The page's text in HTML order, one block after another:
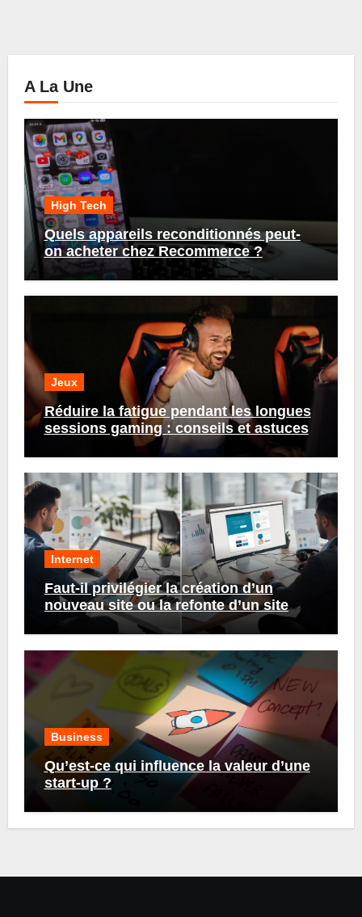
A La Une
High Tech
Quels appareils reconditionnés peut-
on acheter chez Recommerce ?
Jeux
Réduire la fatigue pendant les longues
sessions gaming : conseils et astuces
Internet
Faut-il privilégier la création d’un
nouveau site ou la refonte d’un site
existant ?
Business
Qu’est-ce qui influence la valeur d’une
start-up ?